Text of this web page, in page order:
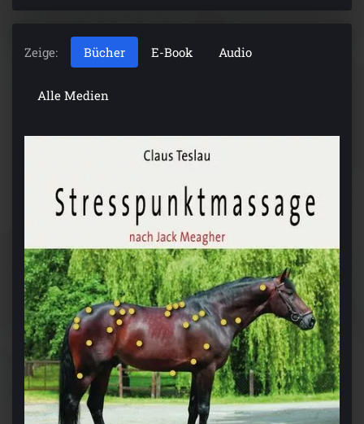
Zeige: Bücher E-Book Audio
Alle Medien